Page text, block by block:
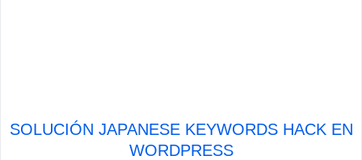
SOLUCIÓN JAPANESE KEYWORDS HACK EN
WORDPRESS